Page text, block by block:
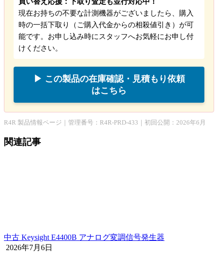
現在お持ちの不要な計測機器がございましたら、購入
時の一括下取り（ご購入代金からの相殺値引き）が可
能です。お申し込み時にスタッフへお気軽にお申し付
けください。
▶ この製品の在庫確認・見積もり依頼
はこちら
R4R 製品情報ページ｜管理番号：R4R-PRD-433｜初回公開：2026年6月
関連記事
中古 Keysight E4400B アナログ変調信号発生器
2026年7月6日